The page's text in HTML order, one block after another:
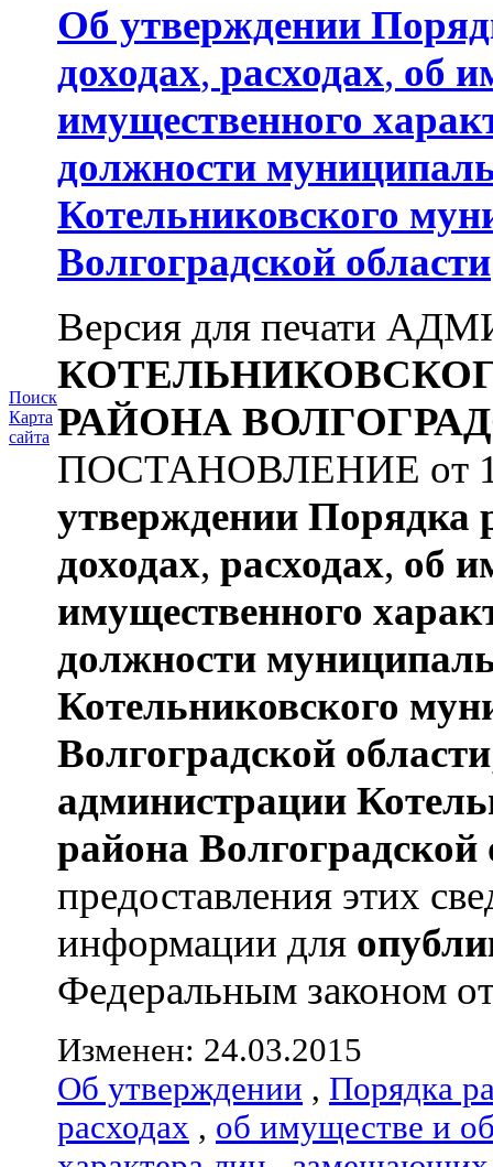
Поиск
Карта
сайта
Об утверждении
доходах, расходах, об
имущественного
должности
Котельниковского
Волгоградской области
Версия для печати
РАЙОНА
ПОСТАНОВЛЕНИЕ от
утверждении Порядка
доходах, расходах, об
имущественного
должности
Котельниковского
Волгоградской области
администрации
района Волгоградской
предоставления этих
информации для
Федеральным законом
Изменен: 24.03.2015
Об утверждении , Порядка
расходах , об имуществе и